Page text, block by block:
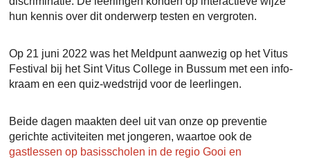
hun kennis over dit onderwerp testen en vergroten.
Op 21 juni 2022 was het Meldpunt aanwezig op het Vitus
Festival bij het Sint Vitus College in Bussum met een info-
kraam en een quiz-wedstrijd voor de leerlingen.
Beide dagen maakten deel uit van onze op preventie
gerichte activiteiten met jongeren, waartoe ook de
gastlessen op basisscholen in de regio Gooi en